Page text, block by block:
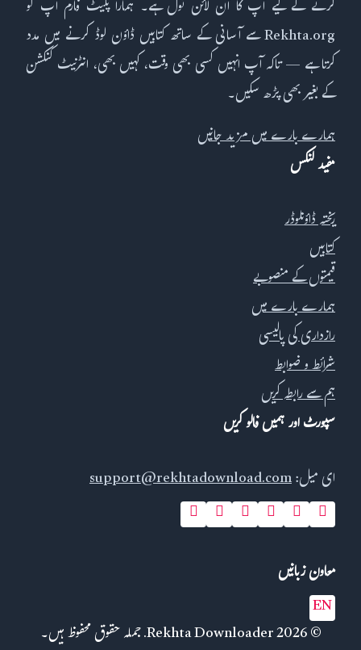
کرنے کے لیے آپ کا آن لائن ٹول ہے۔ ہمارا پلیٹ فارم آپ کو
Rekhta.org سے آسانی کے ساتھ کتابیں ڈاؤن لوڈ کرنے میں مدد
کرتا ہے — تاکہ آپ انہیں کسی بھی وقت، کہیں بھی، انٹرنیٹ کنکشن
کے بغیر بھی پڑھ سکیں۔
ہمارے بارے میں مزید جانیں
مفید لنکس
ریختہ ڈاؤنلوڈر
کتابیں
قیمتوں کے منصوبے
ہمارے بارے میں
رازداری کی پالیسی
شرائط و ضوابط
ہم سے رابطہ کریں
سپورٹ اور ہمیں فالو کریں
ای میل:support@rekhtadownload.com
معاون زبانیں
EN
© 2026 Rekhta Downloader. جملہ حقوق محفوظ ہیں۔